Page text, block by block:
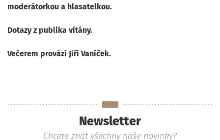
moderátorkou a hlasatelkou.
Dotazy z publika vítány.
Večerem provází Jiří Vaníček.
Newsletter
Chcete znát všechny naše novinky?